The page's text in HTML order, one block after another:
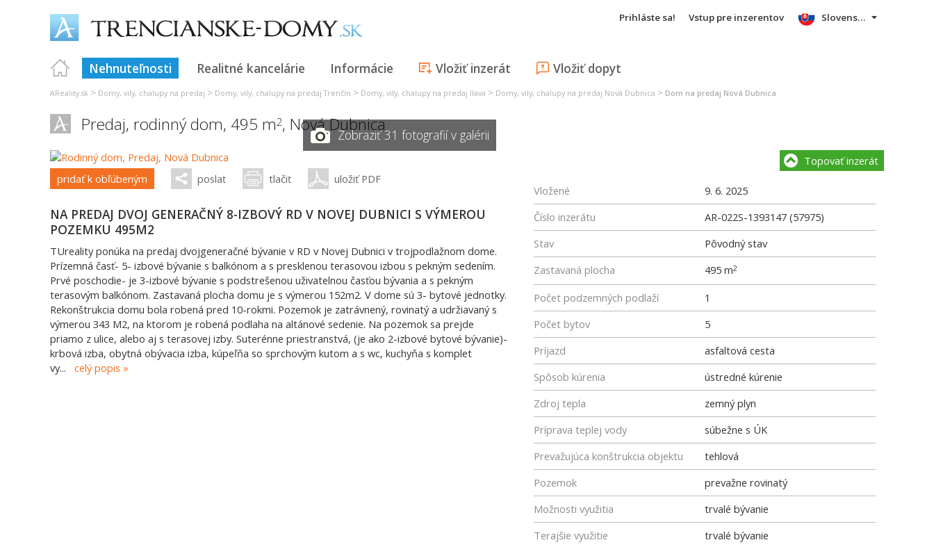
Prihláste sa! Vstup pre inzerentov
Nehnuteľnosti Realitné kancelárie Informácie Vložiť inzerát Vložiť dopyt
Slovensky
AReality.sk > Domy, vily, chalupy na predaj > Domy, vily, chalupy na predaj Trenčín > Domy, vily, chalupy na predaj Ilava > Domy, vily, chalupy na predaj Nová Dubnica > Dom na predaj Nová Dubnica
Predaj, rodinný dom, 495 m2, Nová DubnicaZobraziť 31 fotografií v galérii
pridať k obľúbeným poslať tlačiť uložiť PDF
NA PREDAJ DVOJ GENERAČNÝ 8-IZBOVÝ RD V NOVEJ DUBNICI S VÝMEROU
POZEMKU 495M2
TUreality ponúka na predaj dvojgeneračné bývanie v RD v Novej Dubnici v trojpodlažnom dome.
Prízemná časť- 5- izbové bývanie s balkónom a s presklenou terasovou izbou s pekným sedením.
Prvé poschodie- je 3-izbové bývanie s podstrešenou uživatelnou časťou bývania a s pekným
terasovým balkónom. Zastavaná plocha domu je s výmerou 152m2. V dome sú 3- bytové jednotky.
Rekonštrukcia domu bola robená pred 10-rokmi. Pozemok je zatrávnený, rovinatý a udržiavaný s
výmerou 343 M2, na ktorom je robená podlaha na altánové sedenie. Na pozemok sa prejde
priamo z ulice, alebo aj s terasovej izby. Suterénne priestranstvá, (je ako 2-izbové bytové bývanie)-
krbová izba, obytná obývacia izba, kúpeľňa so sprchovým kutom a s wc, kuchyňa s komplet
vy... celý popis
Topovať inzerát
Vložené
9. 6. 2025
Číslo inzerátu
AR-022S-1393147 (57975)
Stav
Pôvodný stav
Zastavaná plocha
495 m2
Počet podzemných podlaží
1
Počet bytov
5
Príjazd
asfaltová cesta
Spôsob kúrenia
ústredné kúrenie
Zdroj tepla
zemný plyn
Príprava teplej vody
súbežne s ÚK
Prevažujúca konštrukcia objektu
tehlová
Pozemok
prevažne rovinatý
Možnosti využitia
trvalé bývanie
Terajšie využitie
trvalé bývanie